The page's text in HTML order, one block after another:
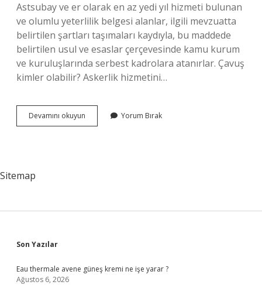
Astsubay ve er olarak en az yedi yıl hizmeti bulunan
ve olumlu yeterlilik belgesi alanlar, ilgili mevzuatta
belirtilen şartları taşımaları kaydıyla, bu maddede
belirtilen usul ve esaslar çerçevesinde kamu kurum
ve kuruluşlarında serbest kadrolara atanırlar. Çavuş
kimler olabilir? Askerlik hizmetini…
Devamını okuyun
Yılda
Yorum Bırak
Sitemap
Sidebar
Son Yazılar
Eau thermale avene güneş kremi ne işe yarar ?
Ağustos 6, 2026